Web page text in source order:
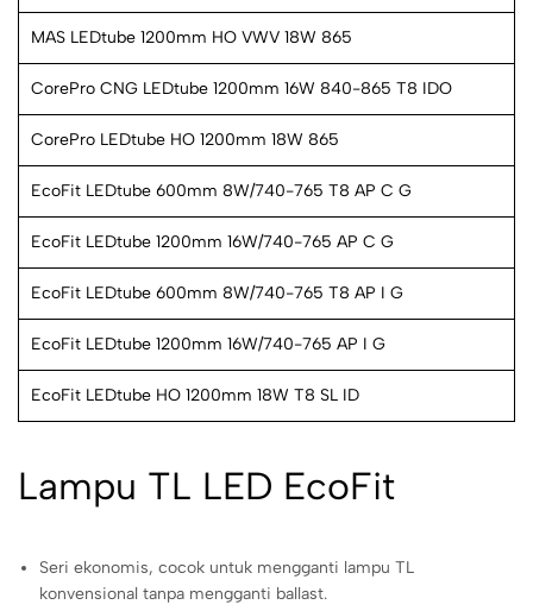
MAS LEDtube 1200mm HO VWV 18W 865
CorePro CNG LEDtube 1200mm 16W 840-865 T8 IDO
CorePro LEDtube HO 1200mm 18W 865
EcoFit LEDtube 600mm 8W/740-765 T8 AP C G
EcoFit LEDtube 1200mm 16W/740-765 AP C G
EcoFit LEDtube 600mm 8W/740-765 T8 AP I G
EcoFit LEDtube 1200mm 16W/740-765 AP I G
EcoFit LEDtube HO 1200mm 18W T8 SL ID
Lampu TL LED EcoFit
Seri ekonomis, cocok untuk mengganti lampu TL
konvensional tanpa mengganti ballast.